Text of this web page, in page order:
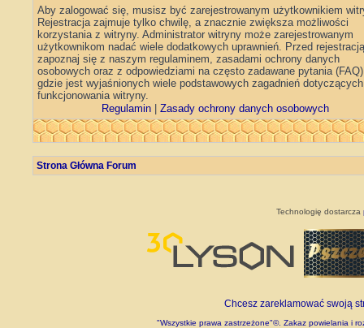
Aby zalogować się, musisz być zarejestrowanym użytkownikiem
Rejestracja zajmuje tylko chwilę, a znacznie zwiększa możliwości
korzystania z witryny. Administrator witryny może zarejestrowanym
użytkownikom nadać wiele dodatkowych uprawnień. Przed rejestracją
zapoznaj się z naszym regulaminem, zasadami ochrony danych
osobowych oraz z odpowiedziami na często zadawane pytania
gdzie jest wyjaśnionych wiele podstawowych zagadnień dotyczących
funkcjonowania witryny.
Regulamin
Zasady ochrony danych osobowych
Strona Główna Forum
Technologię dostarcza
Chcesz zareklamować swoją
"Wszystkie prawa zastrzeżone"©. Zakaz powielania i